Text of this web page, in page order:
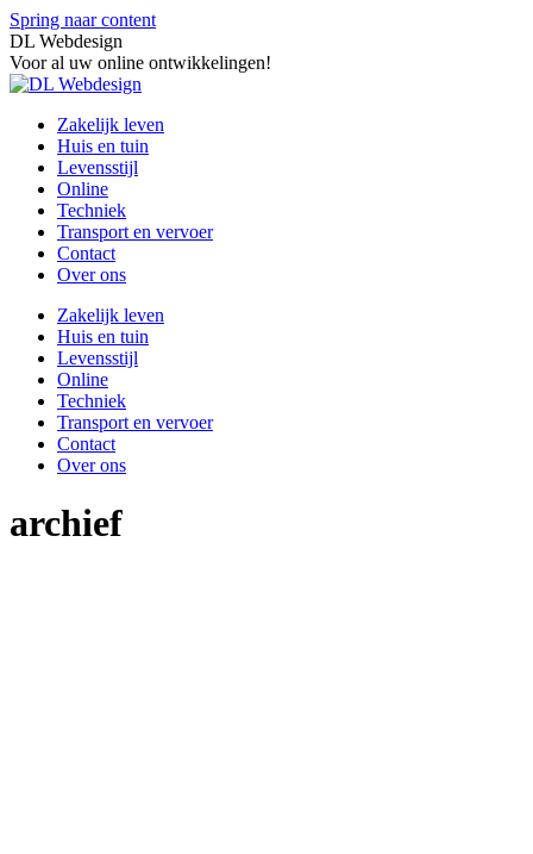
Spring naar content
DL Webdesign
Voor al uw online ontwikkelingen!
Zakelijk leven
Huis en tuin
Levensstijl
Online
Techniek
Transport en vervoer
Contact
Over ons
Zakelijk leven
Huis en tuin
Levensstijl
Online
Techniek
Transport en vervoer
Contact
Over ons
archief